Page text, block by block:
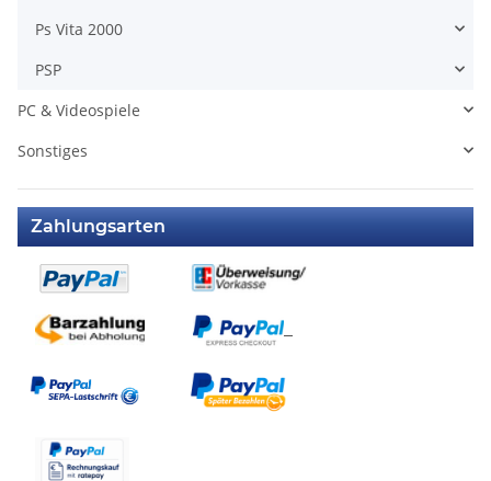
Ps Vita 2000
PSP
PC & Videospiele
Sonstiges
Zahlungsarten